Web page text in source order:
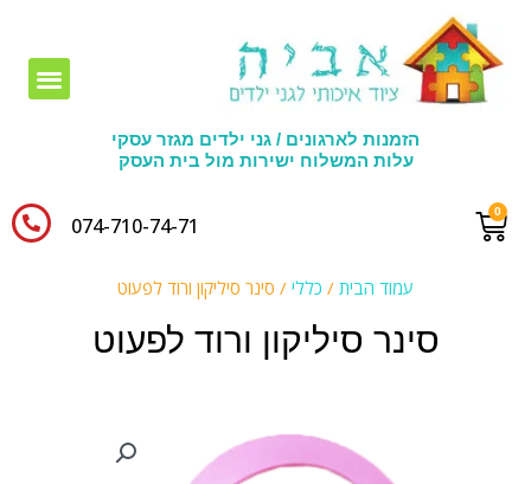
הזמנות לארגונים / גני ילדים מגזר עסקי
עלות המשלוח ישירות מול בית העסק
074-710-74-71​
עמוד הבית / כללי / סינר סיליקון ורוד לפעוט
סינר סיליקון ורוד לפעוט